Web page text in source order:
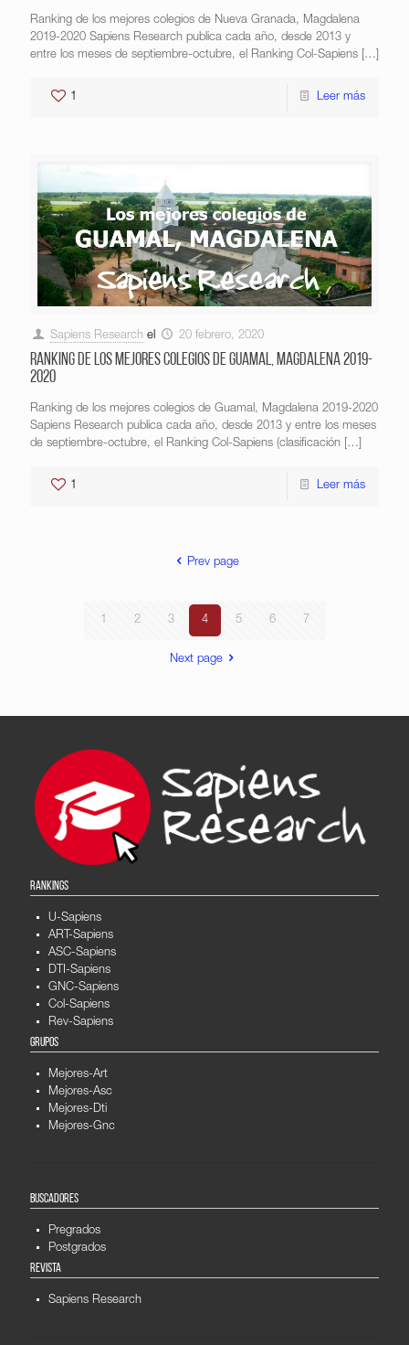
Ranking de los mejores colegios de Nueva Granada, Magdalena
2019-2020 Sapiens Research publica cada año, desde 2013 y
entre los meses de septiembre-octubre, el Ranking Col-Sapiens […]
1 Leer más
Sapiens Research el 20 febrero, 2020
Ranking de los mejores colegios de Guamal, Magdalena 2019-
2020
Ranking de los mejores colegios de Guamal, Magdalena 2019-2020
Sapiens Research publica cada año, desde 2013 y entre los meses
de septiembre-octubre, el Ranking Col-Sapiens (clasificación […]
1 Leer más
Prev page
1 2 3 4 5 6 7
Next page
RANKINGS
U-Sapiens
ART-Sapiens
ASC-Sapiens
DTI-Sapiens
GNC-Sapiens
Col-Sapiens
Rev-Sapiens
GRUPOS
Mejores-Art
Mejores-Asc
Mejores-Dti
Mejores-Gnc
BUSCADORES
Pregrados
Postgrados
REVISTA
Sapiens Research